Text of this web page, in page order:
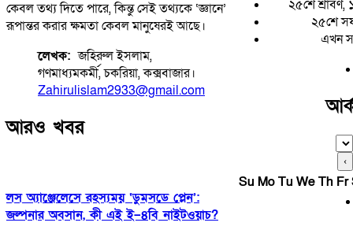
কেবল তথ্য দিতে পারে, কিন্তু সেই তথ্যকে ‘জ্ঞানে’
রূপান্তর করার ক্ষমতা কেবল মানুষেরই আছে।
​লেখক: জহিরুল ইসলাম,
গণমাধ্যমকর্মী, চকরিয়া, কক্সবাজার।
Zahirulislam2933@gmail.com
আরও খবর
লস অ্যাঞ্জেলেসে রহস্যময় ‘ডুমসডে প্লেন’:
জল্পনার অবসান, কী এই ই–৪বি নাইটওয়াচ?
২৫শে শ্রাবণ,
২৫শে
এখন
‹
Su MoTu WeTh Fr